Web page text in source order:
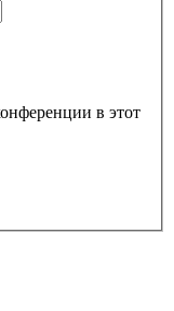
в этот